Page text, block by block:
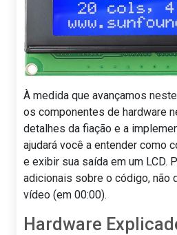
À medida que avançamos
os componentes de hardware
detalhes da fiação e a
ajudará você a entender como
e exibir sua saída em um LCD.
adicionais sobre o código, não
vídeo (em 00:00).
Hardware